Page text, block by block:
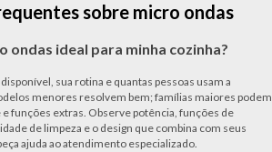
sobre micro ondas
ondas ideal para minha cozinha?
sua rotina e quantas pessoas usam a
menores resolvem bem; famílias maiores podem
funções extras. Observe potência, funções de
de limpeza e o design que combina com seus
ajuda ao atendimento especializado.